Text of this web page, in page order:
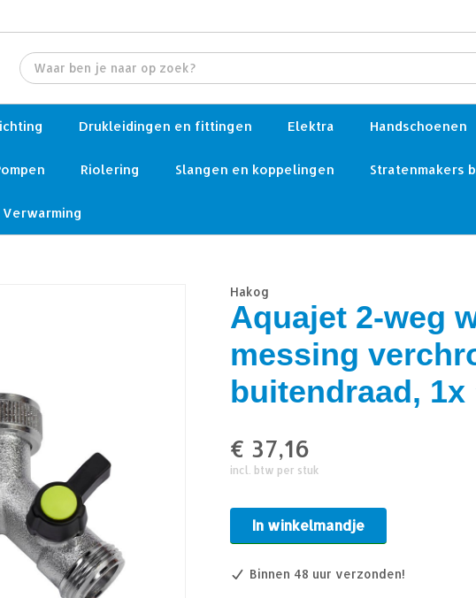
Drukleidingen en fittingen Elektra Handschoenen
Riolering Slangen en koppelingen Stratenmakers
Verwarming
Hakog
Aquajet 2-weg
messing
buitendraad,
€ 37,16
incl. btw per stuk
In winkelmandje
Binnen 48 uur verzonden!